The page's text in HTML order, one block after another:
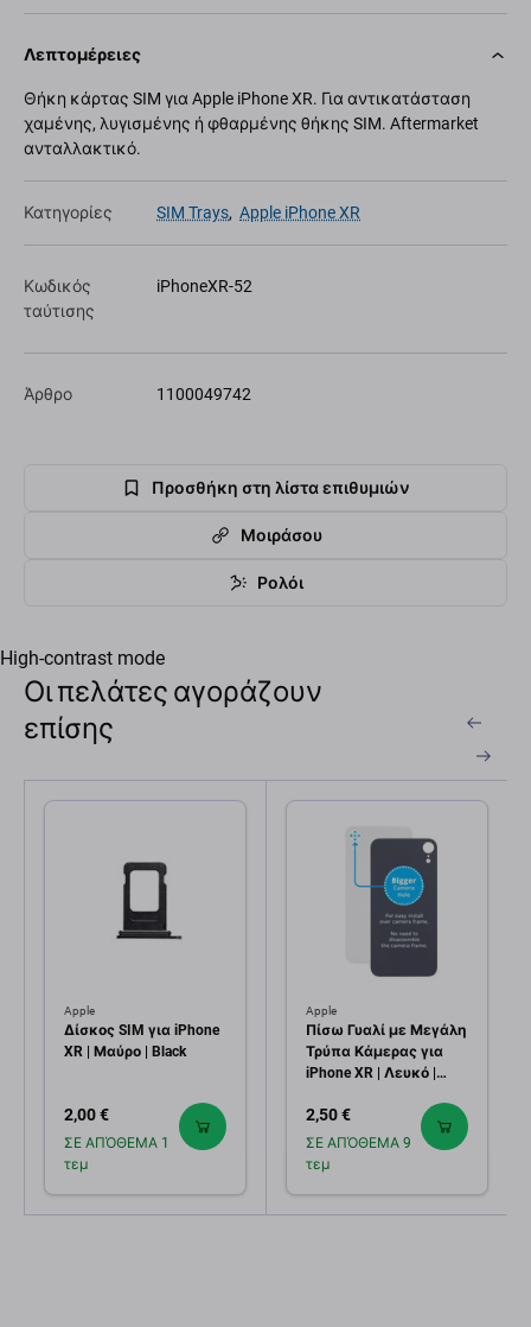
Λεπτομέρειες
Θήκη κάρτας SIM για Apple iPhone XR. Για αντικατάσταση
χαμένης, λυγισμένης ή φθαρμένης θήκης SIM. Aftermarket
ανταλλακτικό.
Κατηγορίες SIM Trays, Apple iPhone XR
Κωδικός
ταύτισης
iPhoneXR-52
Άρθρο 1100049742
Προσθήκη στη λίστα επιθυμιών
Μοιράσου
Ρολόι
High-contrast mode
Οι πελάτες αγοράζουν
επίσης
Apple
Δίσκος SIM για iPhone
XR | Μαύρο | Black
2,00 €
ΣΕ ΑΠΌΘΕΜΑ 1
τεμ
Apple
Πίσω Γυαλί με Μεγάλη
Τρύπα Κάμερας για
iPhone XR | Λευκό |
2,50 €
ΣΕ ΑΠΌΘΕΜΑ 9
τεμ